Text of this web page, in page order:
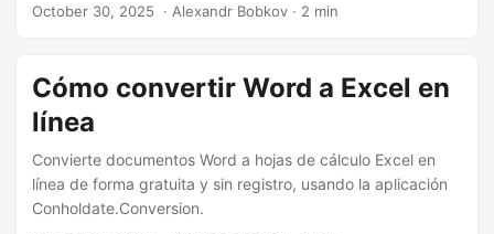
October 30, 2025 ‎ · Alexandr Bobkov · 2 min
Cómo convertir Word a Excel en
línea
Convierte documentos Word a hojas de cálculo Excel en
línea de forma gratuita y sin registro, usando la aplicación
Conholdate.Conversion.